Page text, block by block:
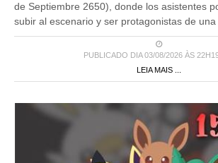
de Septiembre 2650), donde los asistentes
subir al escenario y ser protagonistas de una
PUBLICADO DIA 03/08/2026 ÀS
LEIA MAIS ...